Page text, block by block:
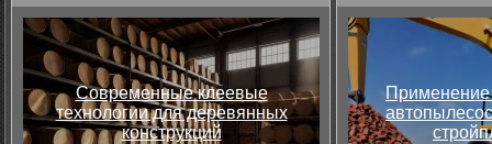
Современные клеевые
технологии для деревянных
конструкций
Применение